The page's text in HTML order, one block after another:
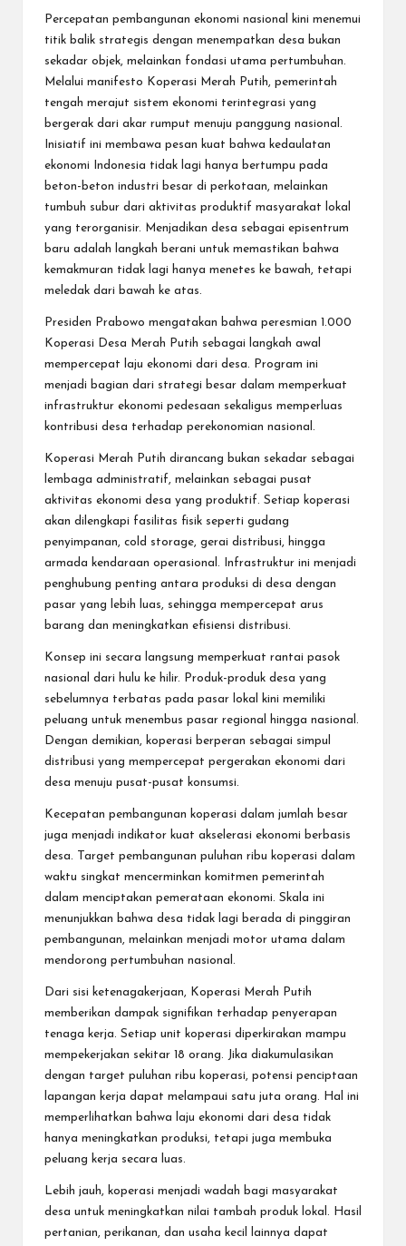
Percepatan pembangunan ekonomi nasional kini menemui
titik balik strategis dengan menempatkan desa bukan
sekadar objek, melainkan fondasi utama pertumbuhan.
Melalui manifesto Koperasi Merah Putih, pemerintah
tengah merajut sistem ekonomi terintegrasi yang
bergerak dari akar rumput menuju panggung nasional.
Inisiatif ini membawa pesan kuat bahwa kedaulatan
ekonomi Indonesia tidak lagi hanya bertumpu pada
beton-beton industri besar di perkotaan, melainkan
tumbuh subur dari aktivitas produktif masyarakat lokal
yang terorganisir. Menjadikan desa sebagai episentrum
baru adalah langkah berani untuk memastikan bahwa
kemakmuran tidak lagi hanya menetes ke bawah, tetapi
meledak dari bawah ke atas.
Presiden Prabowo mengatakan bahwa peresmian 1.000
Koperasi Desa Merah Putih sebagai langkah awal
mempercepat laju ekonomi dari desa. Program ini
menjadi bagian dari strategi besar dalam memperkuat
infrastruktur ekonomi pedesaan sekaligus memperluas
kontribusi desa terhadap perekonomian nasional.
Koperasi Merah Putih dirancang bukan sekadar sebagai
lembaga administratif, melainkan sebagai pusat
aktivitas ekonomi desa yang produktif. Setiap koperasi
akan dilengkapi fasilitas fisik seperti gudang
penyimpanan, cold storage, gerai distribusi, hingga
armada kendaraan operasional. Infrastruktur ini menjadi
penghubung penting antara produksi di desa dengan
pasar yang lebih luas, sehingga mempercepat arus
barang dan meningkatkan efisiensi distribusi.
Konsep ini secara langsung memperkuat rantai pasok
nasional dari hulu ke hilir. Produk-produk desa yang
sebelumnya terbatas pada pasar lokal kini memiliki
peluang untuk menembus pasar regional hingga nasional.
Dengan demikian, koperasi berperan sebagai simpul
distribusi yang mempercepat pergerakan ekonomi dari
desa menuju pusat-pusat konsumsi.
Kecepatan pembangunan koperasi dalam jumlah besar
juga menjadi indikator kuat akselerasi ekonomi berbasis
desa. Target pembangunan puluhan ribu koperasi dalam
waktu singkat mencerminkan komitmen pemerintah
dalam menciptakan pemerataan ekonomi. Skala ini
menunjukkan bahwa desa tidak lagi berada di pinggiran
pembangunan, melainkan menjadi motor utama dalam
mendorong pertumbuhan nasional.
Dari sisi ketenagakerjaan, Koperasi Merah Putih
memberikan dampak signifikan terhadap penyerapan
tenaga kerja. Setiap unit koperasi diperkirakan mampu
mempekerjakan sekitar 18 orang. Jika diakumulasikan
dengan target puluhan ribu koperasi, potensi penciptaan
lapangan kerja dapat melampaui satu juta orang. Hal ini
memperlihatkan bahwa laju ekonomi dari desa tidak
hanya meningkatkan produksi, tetapi juga membuka
peluang kerja secara luas.
Lebih jauh, koperasi menjadi wadah bagi masyarakat
desa untuk meningkatkan nilai tambah produk lokal. Hasil
pertanian, perikanan, dan usaha kecil lainnya dapat